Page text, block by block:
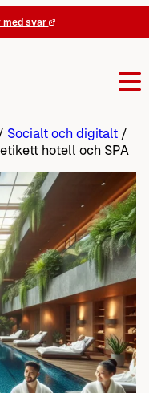
med svar
Socialt och digitalt /
hotell och SPA